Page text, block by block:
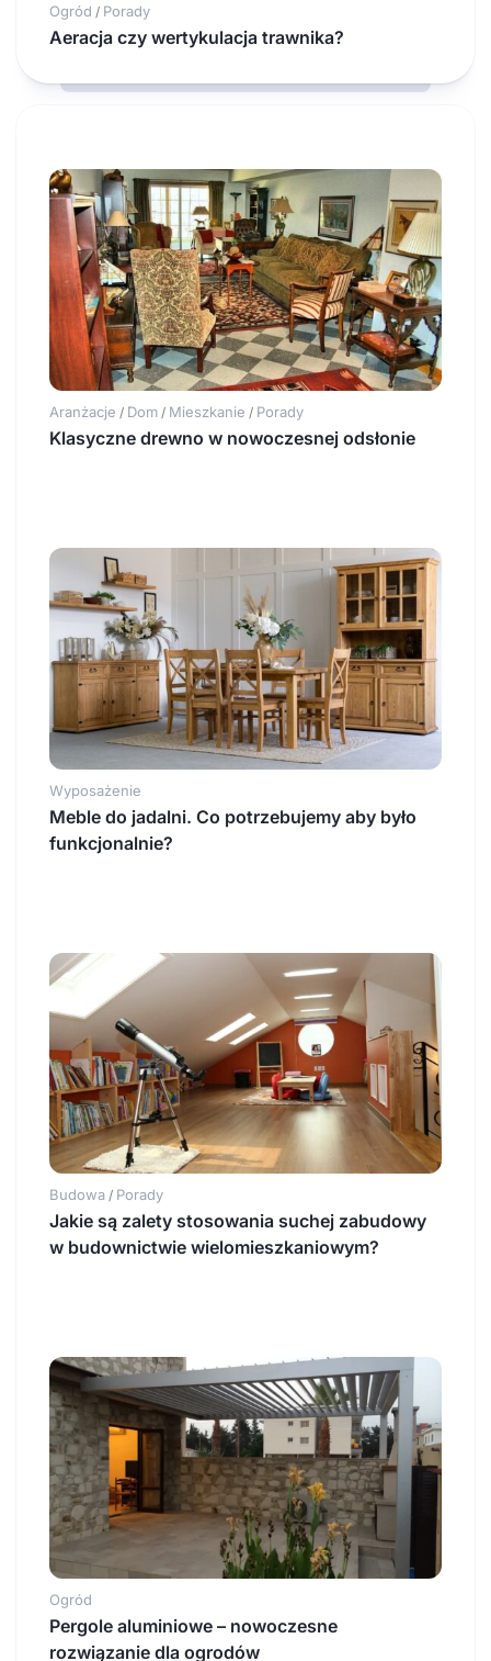
Ogród / Porady
Aeracja czy wertykulacja trawnika?
Aranżacje / Dom / Mieszkanie / Porady
Klasyczne drewno w nowoczesnej odsłonie
Wyposażenie
Meble do jadalni. Co potrzebujemy aby było
funkcjonalnie?
Budowa / Porady
Jakie są zalety stosowania suchej zabudowy
w budownictwie wielomieszkaniowym?
Ogród
Pergole aluminiowe – nowoczesne
rozwiązanie dla ogrodów